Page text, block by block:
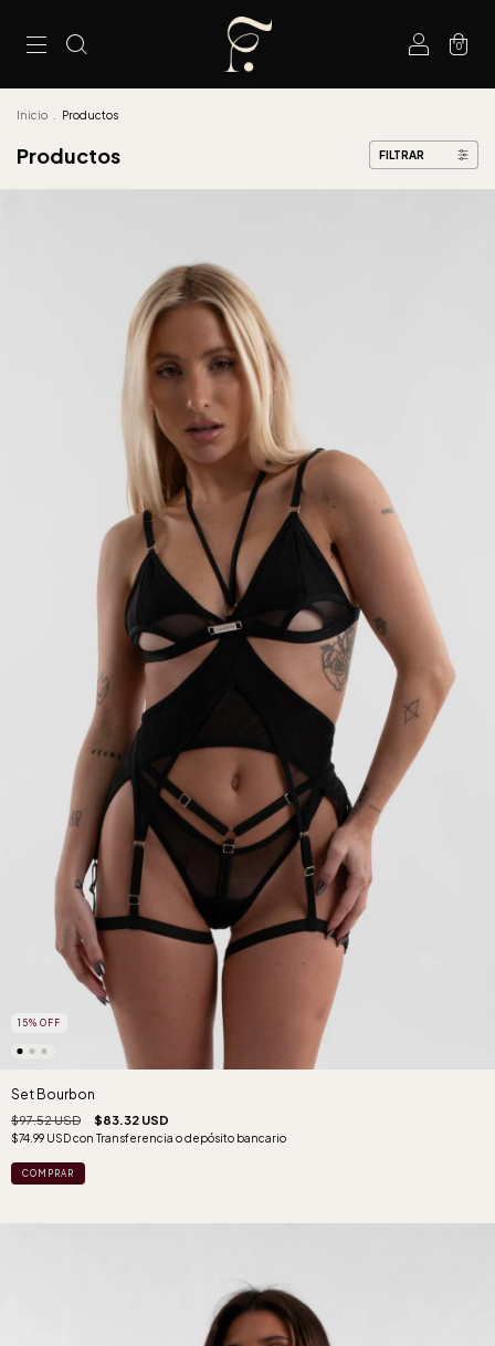
0
Inicio Productos
Productos FILTRAR
15% OFF
Set Bourbon
$97.52 USD $83.32 USD
$74.99 USDcon Transferencia o depósito bancario
COMPRAR